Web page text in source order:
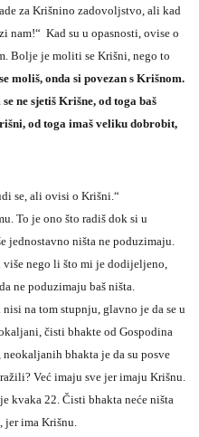
za Krišnino zadovoljstvo, ali kad
nam!“ Kad su u opasnosti, ovise o
Bolje je moliti se Krišni, nego to
moliš, onda si povezan s Krišnom.
ne sjetiš Krišne, od toga baš
od toga imaš veliku dobrobit,
se, ali ovisi o Krišni.“
To je ono što radiš dok si u
jednostavno ništa ne poduzimaju.
nego li što mi je dodijeljeno,
ne poduzimaju baš ništa.
na tom stupnju, glavno je da se u
čisti bhakte od Gospodina
bhakta je da su posve
Već imaju sve jer imaju Krišnu.
kvaka 22. Čisti bhakta neće ništa
jer ima Krišnu.